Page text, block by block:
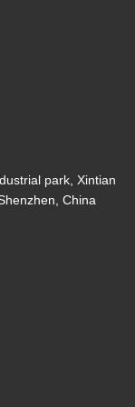
park, Xintian
China